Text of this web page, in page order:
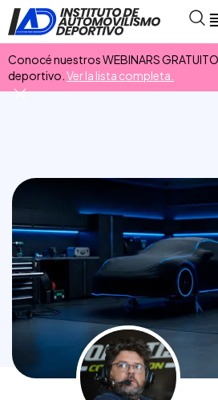
Conocé nuestros WEBINARS
deportivo. Ver la lista completa.